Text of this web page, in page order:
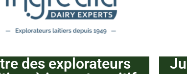
des explorateurs